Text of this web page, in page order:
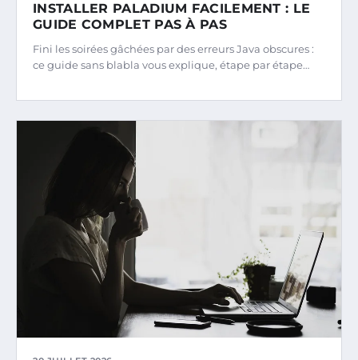
INSTALLER PALADIUM FACILEMENT : LE
GUIDE COMPLET PAS À PAS
Fini les soirées gâchées par des erreurs Java obscures :
ce guide sans blabla vous explique, étape par étape…